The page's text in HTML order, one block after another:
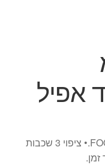
.• ציפוי 3 שכבות
זמן.